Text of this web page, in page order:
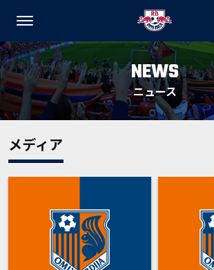
NEWS
ニュース
メディア